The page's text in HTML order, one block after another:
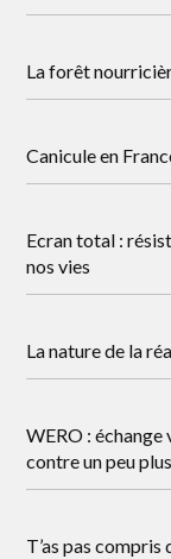
La forêt
Canicule en
Ecran total :
nos vies
La nature de la
WERO :
contre un peu
T’as pas compris